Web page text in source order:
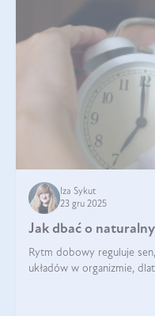
Iza Sykut
23 gru 2025
Jak dbać o
Rytm dobowy reguluje
układów w organizmie,